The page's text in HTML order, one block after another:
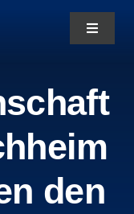
Toggle
Aktuelles
Teamsden